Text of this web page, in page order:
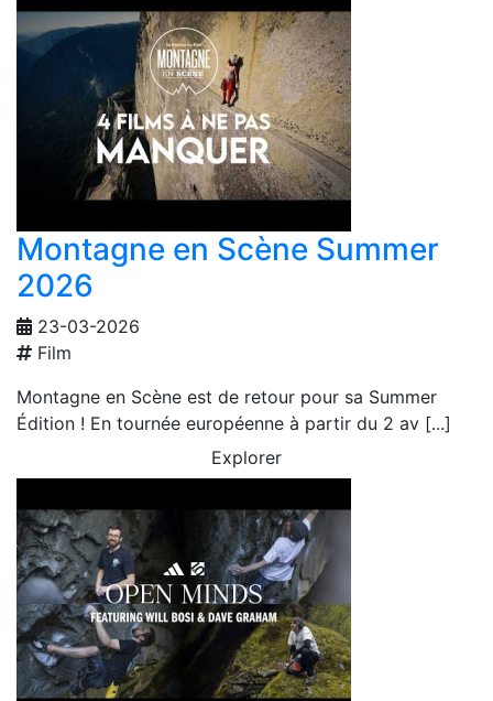
Montagne en Scène Summer
2026
23-03-2026
Film
Montagne en Scène est de retour pour sa Summer
Édition ! En tournée européenne à partir du 2 av [...]
Explorer